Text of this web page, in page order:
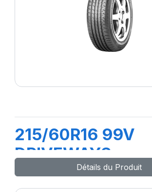
215/60R16 99V
DRIVEWAYS
Détails du Produit